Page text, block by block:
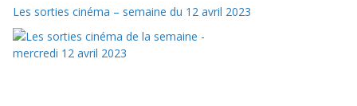
Les sorties cinéma – semaine du 12 avril 2023